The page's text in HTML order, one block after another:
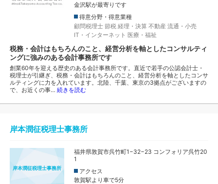
金沢駅が最寄りです
得意分野・得意業種
顧問税理士 節税 経理・決算 不動産 流通・小売
IT・インターネット 医療・福祉
税務・会計はもちろんのこと、経営分析を軸としたコンサルティ
ングに強みのある会計事務所です
創業60年を迎える歴史のある会計事務所です。直近で若手の公認会計士・
税理士が引継ぎ、税務・会計はもちろんのこと、経営分析を軸としたコンサ
ルティングに力を入れています。北陸、千葉、東京の3拠点がございますの
で、お近くの事… 続きを読む
岸本潤征税理士事務所
岸本潤征税理士事務所
福井県敦賀市呉竹町1−32−23 コンフォリア呉竹20
1
アクセス
敦賀駅より車で5分